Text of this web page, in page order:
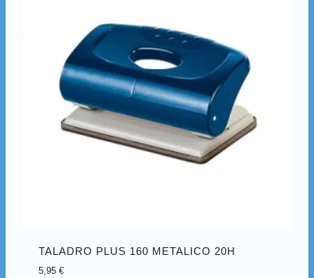
TALADRO PLUS 160 METALICO 20H
5,95€